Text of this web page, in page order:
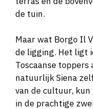
de tuin.
Maar wat Borgo Il
de ligging. Het ligt
Toscaanse toppers
natuurlijk Siena
van de cultuur,
in de prachtige